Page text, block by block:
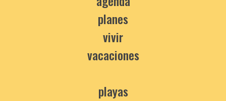
planes
vivir
vacaciones
playas